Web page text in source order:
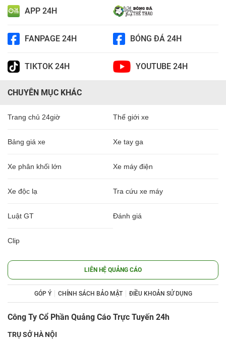
APP 24H
FANPAGE 24H BÓNG ĐÁ 24H
TIKTOK 24H YOUTUBE 24H
CHUYÊN MỤC KHÁC
Trang chủ 24giờ Thế giới xe
Bảng giá xe Xe tay ga
Xe phân khối lớn Xe máy điện
Xe độc lạ Tra cứu xe máy
Luật GT Đánh giá
Clip
LIÊN HỆ QUẢNG CÁO
GÓP Ý CHÍNH SÁCH BẢO MẬT ĐIỀU KHOẢN SỬ DỤNG
Công Ty Cổ Phần Quảng Cáo Trực Tuyến 24h
TRỤ SỞ HÀ NỘI